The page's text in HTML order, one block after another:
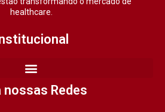
healthcare.
nossas Redes